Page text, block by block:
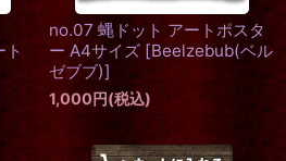
no.07 蝿ドット アートポスタ
ー A4サイズ [Beelzebub(ベル
ゼブブ)]
1,000円(税込)